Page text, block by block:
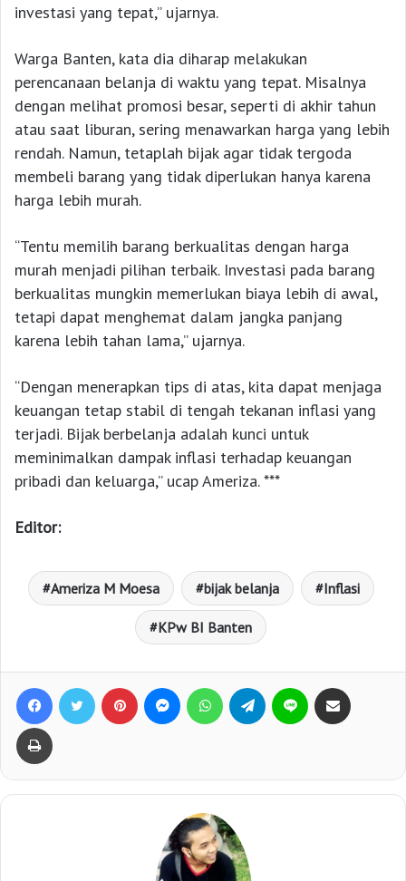
investasi yang tepat,” ujarnya.
Warga Banten, kata dia diharap melakukan
perencanaan belanja di waktu yang tepat. Misalnya
dengan melihat promosi besar, seperti di akhir tahun
atau saat liburan, sering menawarkan harga yang lebih
rendah. Namun, tetaplah bijak agar tidak tergoda
membeli barang yang tidak diperlukan hanya karena
harga lebih murah.
“Tentu memilih barang berkualitas dengan harga
murah menjadi pilihan terbaik. Investasi pada barang
berkualitas mungkin memerlukan biaya lebih di awal,
tetapi dapat menghemat dalam jangka panjang
karena lebih tahan lama,” ujarnya.
“Dengan menerapkan tips di atas, kita dapat menjaga
keuangan tetap stabil di tengah tekanan inflasi yang
terjadi. Bijak berbelanja adalah kunci untuk
meminimalkan dampak inflasi terhadap keuangan
pribadi dan keluarga,” ucap Ameriza. ***
Editor:
Ameriza M Moesa bijak belanja Inflasi
KPw BI Banten